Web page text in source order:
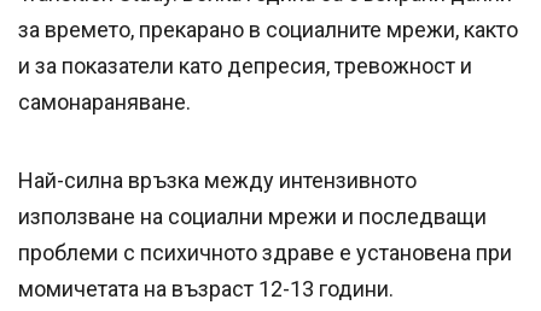
за времето, прекарано в социалните мрежи, както
и за показатели като депресия, тревожност и
самонараняване.
Най-силна връзка между интензивното
използване на социални мрежи и последващи
проблеми с психичното здраве е установена при
момичетата на възраст 12-13 години.